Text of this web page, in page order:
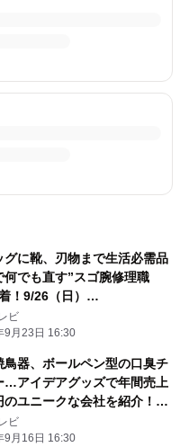
グに靴、刃物まで生活必需品
何でも直す”スゴ腕修理職
！9/26（日）
（バックステージ）
ビ
9月23日 16:30
鳥器、ボールペン型の口臭チ
…アイデアグッズで年間売上
のユニークな会社を紹介！
）BACKSTAGE（バックステ
ビ
9月16日 16:30